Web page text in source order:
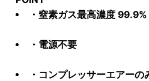
・窒素ガス最高濃度 99.9%
・電源不要
・コンプレッサーエアー